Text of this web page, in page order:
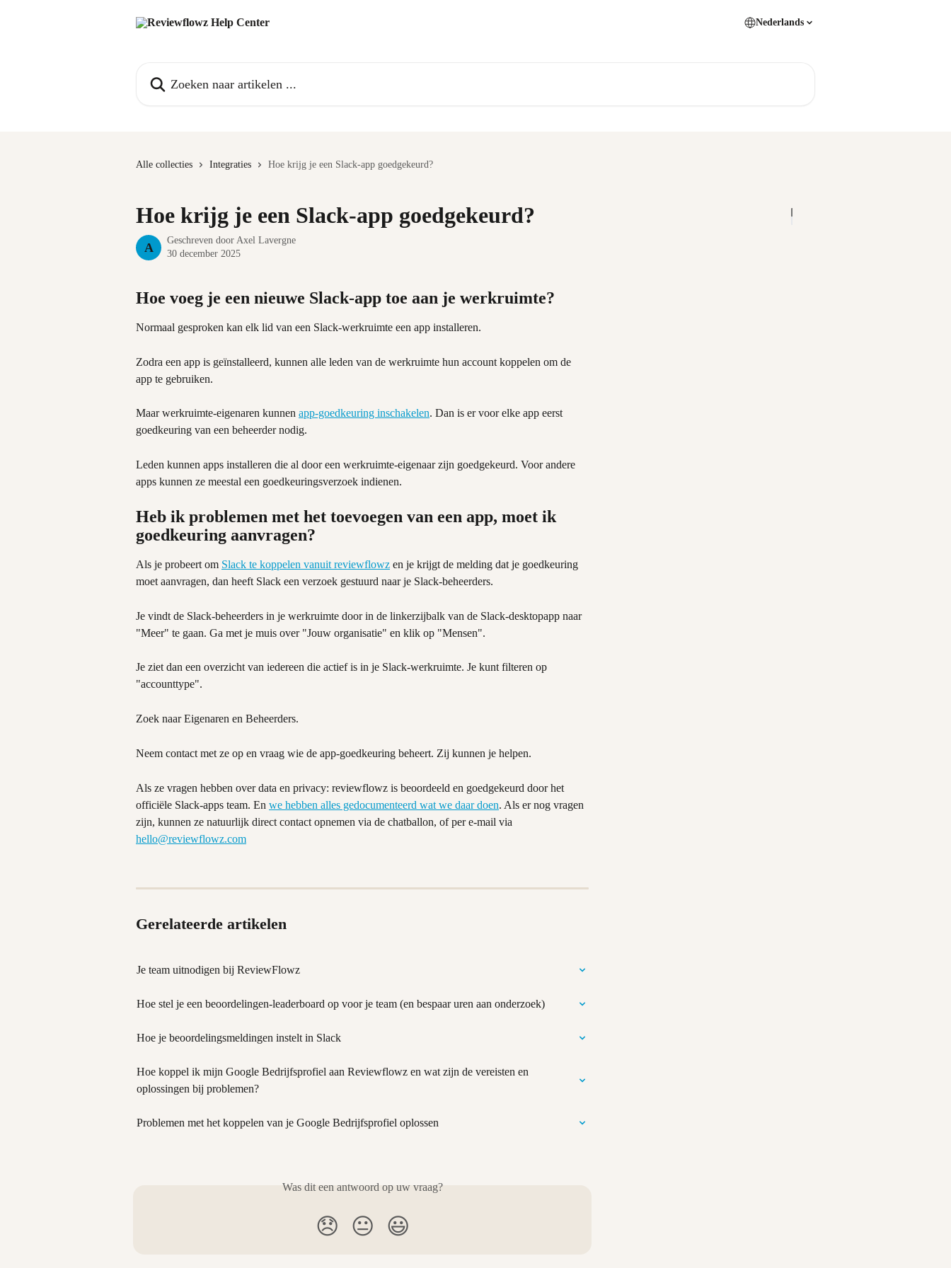
Nederlands
Alle collecties Integraties Hoe krijg je een Slack-app goedgekeurd?
Hoe krijg je een Slack-app goedgekeurd?
A
Geschreven door Axel Lavergne
30 december 2025
Hoe voeg je een nieuwe Slack-app toe aan je werkruimte?
Normaal gesproken kan elk lid van een Slack-werkruimte een app installeren.
Zodra een app is geïnstalleerd, kunnen alle leden van de werkruimte hun account koppelen om de
app te gebruiken.
Maar werkruimte-eigenaren kunnen app-goedkeuring inschakelen. Dan is er voor elke app eerst
goedkeuring van een beheerder nodig.
Leden kunnen apps installeren die al door een werkruimte-eigenaar zijn goedgekeurd. Voor andere
apps kunnen ze meestal een goedkeuringsverzoek indienen.
Heb ik problemen met het toevoegen van een app, moet ik
goedkeuring aanvragen?
Als je probeert om Slack te koppelen vanuit reviewflowz en je krijgt de melding dat je goedkeuring
moet aanvragen, dan heeft Slack een verzoek gestuurd naar je Slack-beheerders.
Je vindt de Slack-beheerders in je werkruimte door in de linkerzijbalk van de Slack-desktopapp naar
"Meer" te gaan. Ga met je muis over "Jouw organisatie" en klik op "Mensen".
Je ziet dan een overzicht van iedereen die actief is in je Slack-werkruimte. Je kunt filteren op
"accounttype".
Zoek naar Eigenaren en Beheerders.
Neem contact met ze op en vraag wie de app-goedkeuring beheert. Zij kunnen je helpen.
Als ze vragen hebben over data en privacy: reviewflowz is beoordeeld en goedgekeurd door het
officiële Slack-apps team. En we hebben alles gedocumenteerd wat we daar doen. Als er nog vragen
zijn, kunnen ze natuurlijk direct contact opnemen via de chatballon, of per e-mail via
hello@reviewflowz.com
Gerelateerde artikelen
Je team uitnodigen bij ReviewFlowz
Hoe stel je een beoordelingen-leaderboard op voor je team (en bespaar uren aan onderzoek)
Hoe je beoordelingsmeldingen instelt in Slack
Hoe koppel ik mijn Google Bedrijfsprofiel aan Reviewflowz en wat zijn de vereisten en
oplossingen bij problemen?
Problemen met het koppelen van je Google Bedrijfsprofiel oplossen
Was dit een antwoord op uw vraag?
😞 😐 😃